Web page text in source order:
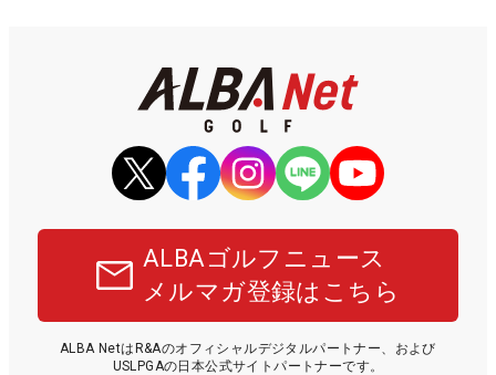
ALBAゴルフニュース
メルマガ登録はこちら
ALBA NetはR&Aのオフィシャルデジタルパートナー、および
USLPGAの日本公式サイトパートナーです。